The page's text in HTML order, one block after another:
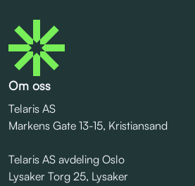
Om oss
Telaris AS
Markens Gate 13-15, Kristiansand
Telaris AS avdeling Oslo
Lysaker Torg 25, Lysaker